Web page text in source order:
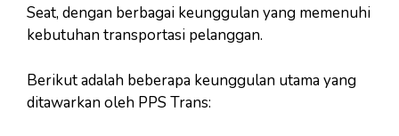
Seat, dengan berbagai keunggulan yang memenuhi
kebutuhan transportasi pelanggan.
Berikut adalah beberapa keunggulan utama yang
ditawarkan oleh PPS Trans: